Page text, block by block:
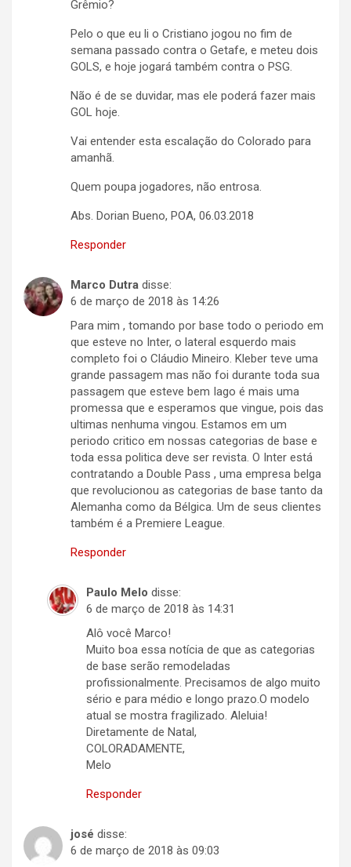
Grêmio?
Pelo o que eu li o Cristiano jogou no fim de
semana passado contra o Getafe, e meteu dois
GOLS, e hoje jogará também contra o PSG.
Não é de se duvidar, mas ele poderá fazer mais
GOL hoje.
Vai entender esta escalação do Colorado para
amanhã.
Quem poupa jogadores, não entrosa.
Abs. Dorian Bueno, POA, 06.03.2018
Responder
Marco Dutra disse:
6 de março de 2018 às 14:26
Para mim , tomando por base todo o periodo em
que esteve no Inter, o lateral esquerdo mais
completo foi o Cláudio Mineiro. Kleber teve uma
grande passagem mas não foi durante toda sua
passagem que esteve bem Iago é mais uma
promessa que e esperamos que vingue, pois das
ultimas nenhuma vingou. Estamos em um
periodo critico em nossas categorias de base e
toda essa politica deve ser revista. O Inter está
contratando a Double Pass , uma empresa belga
que revolucionou as categorias de base tanto da
Alemanha como da Bélgica. Um de seus clientes
também é a Premiere League.
Responder
Paulo Melo disse:
6 de março de 2018 às 14:31
Alô você Marco!
Muito boa essa notícia de que as categorias
de base serão remodeladas
profissionalmente. Precisamos de algo muito
sério e para médio e longo prazo.O modelo
atual se mostra fragilizado. Aleluia!
Diretamente de Natal,
COLORADAMENTE,
Melo
Responder
josé disse:
6 de março de 2018 às 09:03